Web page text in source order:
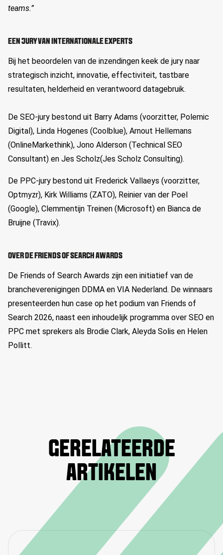
teams.”
EEN JURY VAN INTERNATIONALE EXPERTS
Bij het beoordelen van de inzendingen keek de jury naar
strategisch inzicht, innovatie, effectiviteit, tastbare
resultaten, helderheid en verantwoord datagebruik.
De SEO-jury bestond uit Barry Adams (voorzitter, Polemic
Digital), Linda Hogenes (Coolblue), Arnout Hellemans
(OnlineMarkethink), Jono Alderson (Technical SEO
Consultant) en Jes Scholz(Jes Scholz Consulting).
De PPC-jury bestond uit Frederick Vallaeys (voorzitter,
Optmyzr), Kirk Williams (ZATO), Reinier van der Poel
(Google), Clemmentijn Treinen (Microsoft) en Bianca de
Bruijne (Travix).
OVER DEFRIENDSOF SEARCHAWARDS
De Friends of Search Awards zijn een initiatief van de
brancheverenigingen DDMA en VIA Nederland. De winnaars
presenteerden hun case op het podium van Friends of
Search 2026, naast een inhoudelijk programma over SEO en
PPC met sprekers als Brodie Clark, Aleyda Solis en Helen
Pollitt.
GERELATEERDE
ARTIKELEN